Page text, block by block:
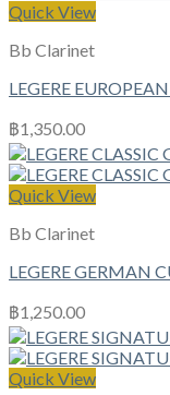
Quick View
Bb Clarinet
LEGERE
฿1,350.00
Quick View
Bb Clarinet
LEGERE GERMAN
฿1,250.00
Quick View